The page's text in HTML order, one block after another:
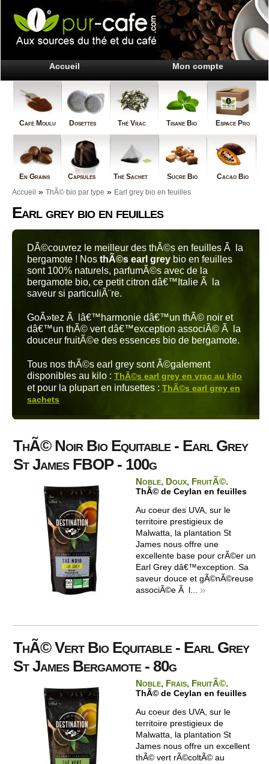
Accueil Mon compte
Café Moulu Dosettes Thé Vrac Tisane Bio Espace Pro
En Grains Capsules Thé Sachet Sucre Bio
Cacao Bio
Accueil » ThÃ© bio par type » Earl grey bio en feuilles
Earl grey bio en feuilles
DÃ©couvrez le meilleur des thÃ©s en feuilles Ã la
bergamote ! Nos thÃ©s earl grey bio en feuilles
sont 100% naturels, parfumÃ©s avec de la
bergamote bio, ce petit citron dâ€™Italie Ã la
saveur si particuliÃ¨re.
GoÃ»tez Ã lâ€™harmonie dâ€™un thÃ© noir et
dâ€™un thÃ© vert dâ€™exception associÃ© Ã la
douceur fruitÃ©e des essences bio de bergamote.
Tous nos thÃ©s earl grey sont Ã©galement
disponibles au kilo : ThÃ©s earl grey en vrac au kilo
et pour la plupart en infusettes : ThÃ©s earl grey en
sachets
ThÃ© Noir Bio Equitable - Earl Grey
St James FBOP - 100g
Noble, Doux, FruitÃ©.
ThÃ© de Ceylan en feuilles
Au coeur des UVA, sur le
territoire prestigieux de
Malwatta, la plantation St
James nous offre une
excellente base pour crÃ©er un
Earl Grey dâ€™exception. Sa
saveur douce et gÃ©nÃ©reuse
associÃ©e Ã l...
ThÃ© Vert Bio Equitable - Earl Grey
St James Bergamote - 80g
Noble, Frais, FruitÃ©.
ThÃ© de Ceylan en feuilles
Au coeur des UVA, sur le
territoire prestigieux de
Malwatta, la plantation St
James nous offre un excellent
thÃ© vert rÃ©coltÃ© au